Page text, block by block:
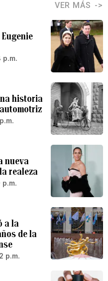
VER MÁS
historia
nueva
realeza
a la
de la
p.m.